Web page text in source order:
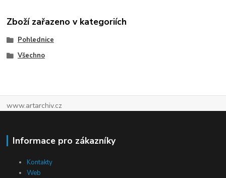
Zboží zařazeno v kategoriích
Pohlednice
Všechno
www.artarchiv.cz
Informace pro zákazníky
Kontakty
Web